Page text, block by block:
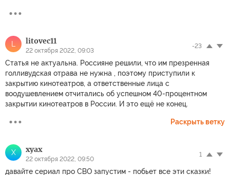
L litovec11
22 октября 2022, 09:03
-23
Статья не актуальна. Россияне решили, что им презренная
голливудская отрава не нужна , поэтому приступили к
закрытию кинотеатров, а ответственные лица с
воодушевлением отчитались об успешном 40-процентном
закрытии кинотеатров в России. И это ещё не конец.
Раскрыть ветку
X xyax
22 октября 2022, 09:50
1
давайте сериал про СВО запустим - побьет все эти сказки!